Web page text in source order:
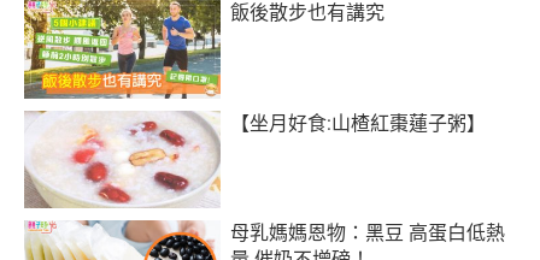
飯後散步也有講究
【坐月好食:山楂紅棗蓮子粥】
母乳媽媽恩物：黑豆 高蛋白低熱